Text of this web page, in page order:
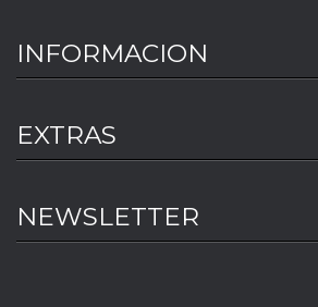
INFORMACION
EXTRAS
NEWSLETTER